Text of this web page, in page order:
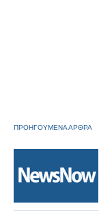
ΠΡΟΗΓΟΥΜΕΝΑ ΑΡΘΡΑ